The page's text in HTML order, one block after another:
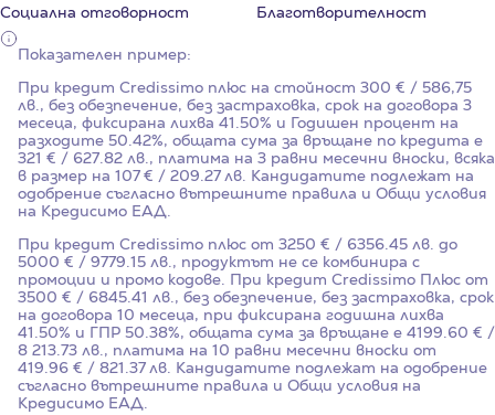
Социална отговорност
Благотворителност
Показателен пример:
При кредит Credissimo плюс на стойност 300 € / 586,75
лв., без обезпечение, без застраховка, срок на договора 3
месеца, фиксирана лихва 41.50% и Годишен процент на
разходите 50.42%, общата сума за връщане по кредита е
321 € / 627.82 лв., платима на 3 равни месечни вноски, всяка
в размер на 107 € / 209.27 лв. Кандидатите подлежат на
одобрение съгласно вътрешните правила и Общи условия
на Кредисимо ЕАД.
При кредит Credissimo плюс от 3250 € / 6356.45 лв. до
5000 € / 9779.15 лв., продуктът не се комбинира с
промоции и промо кодове. При кредит Credissimo Плюс от
3500 € / 6845.41 лв., без обезпечение, без застраховка, срок
на договора 10 месеца, при фиксирана годишна лихва
41.50% и ГПР 50.38%, общата сума за връщане е 4199.60 € /
8 213.73 лв., платима на 10 равни месечни вноски от
419.96 € / 821.37 лв. Кандидатите подлежат на одобрение
съгласно вътрешните правила и Общи условия на
Кредисимо ЕАД.